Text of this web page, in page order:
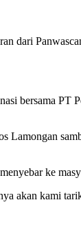
dari
bersama PT
Lamongan
ke
akan kami